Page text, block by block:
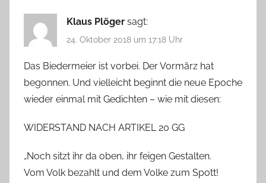
Klaus Plöger sagt:
24. Oktober 2018 um 17:18 Uhr
Das Biedermeier ist vorbei. Der Vormärz hat
begonnen. Und vielleicht beginnt die neue Epoche
wieder einmal mit Gedichten – wie mit diesen:
WIDERSTAND NACH ARTIKEL 20 GG
„Noch sitzt ihr da oben, ihr feigen Gestalten.
Vom Volk bezahlt und dem Volke zum Spott!